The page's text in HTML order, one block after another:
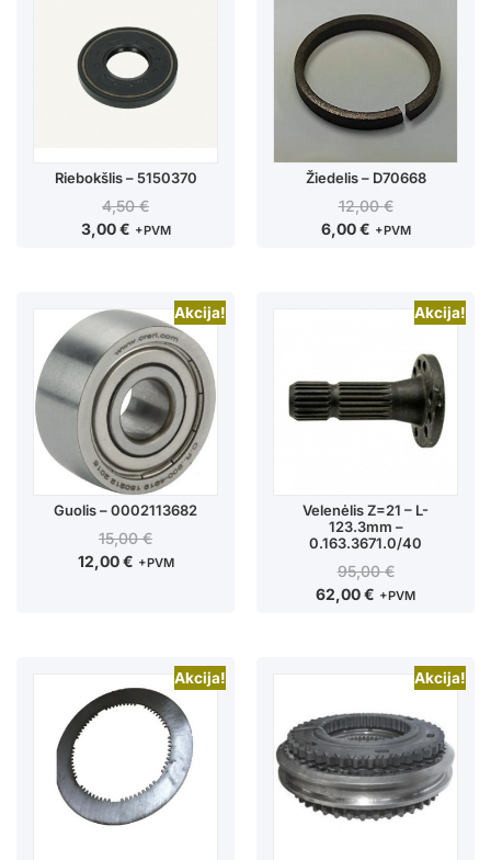
Riebokšlis – 5150370
4,50€
3,00€ +PVM
Žiedelis – D70668
12,00€
6,00€ +PVM
Akcija!
Guolis – 0002113682
15,00€
12,00€ +PVM
Akcija!
Velenėlis Z=21 – L-
123.3mm –
0.163.3671.0/40
95,00€
62,00€ +PVM
Akcija! Akcija!